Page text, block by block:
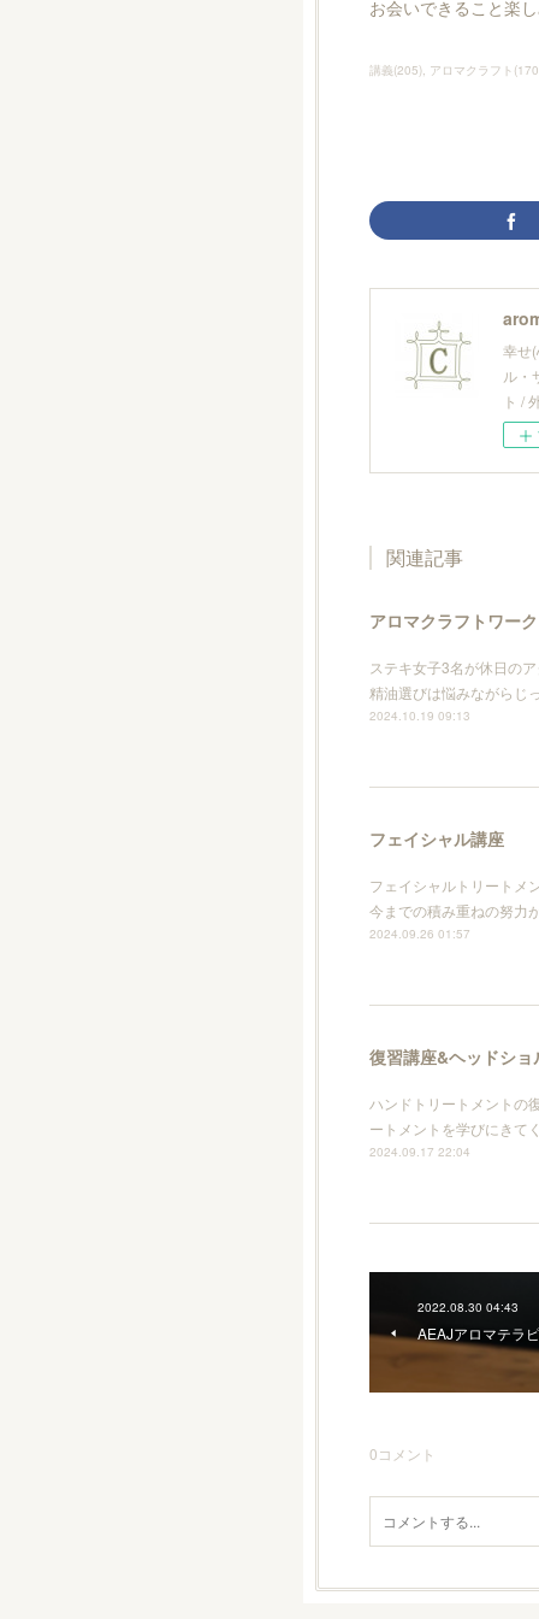
お会いできること楽
講義(205) アロマクラフト (170
幸せ
ル・
ト /
関連記事
アロマクラフトワー
ステキ女子3名が休日の
精油選びは悩みながらじ
2024.10.19 09:13
フェイシャル講座
フェイシャルトリートメ
今までの積み重ねの努力
2024.09.26 01:57
復習講座&ヘッドショ
ハンドトリートメントの
ートメントを学びにきて
2024.09.17 22:04
2022.08.30 04:43
AEAJアロマテラ
0コメント